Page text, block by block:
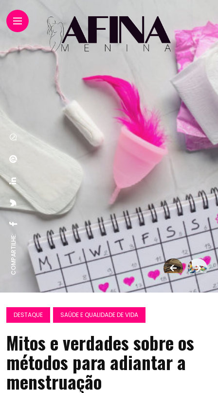
COMPARTILHE:
DESTAQUE SAÚDE E QUALIDADE DE VIDA
Mitos e verdades sobre os
métodos para adiantar a
menstruação